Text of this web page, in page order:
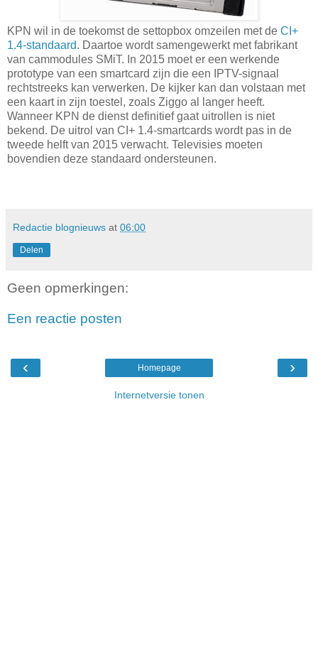
KPN wil in de toekomst de settopbox omzeilen met de CI+
1.4-standaard. Daartoe wordt samengewerkt met fabrikant
van cammodules SMiT. In 2015 moet er een werkende
prototype van een smartcard zijn die een IPTV-signaal
rechtstreeks kan verwerken. De kijker kan dan volstaan met
een kaart in zijn toestel, zoals Ziggo al langer heeft.
Wanneer KPN de dienst definitief gaat uitrollen is niet
bekend. De uitrol van CI+ 1.4-smartcards wordt pas in de
tweede helft van 2015 verwacht. Televisies moeten
bovendien deze standaard ondersteunen.
Redactie blognieuws at 06:00
Delen
Geen opmerkingen:
Een reactie posten
‹ ›
Homepage
Internetversie tonen